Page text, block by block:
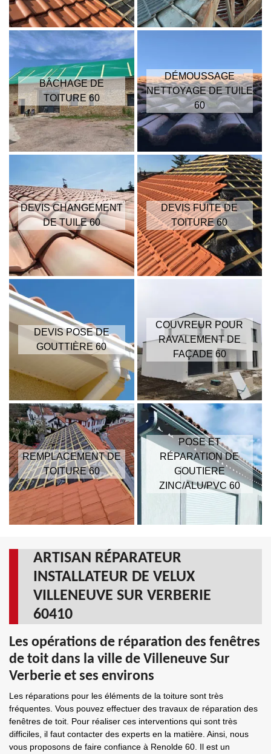
BÂCHAGE DE
TOITURE 60
DÉMOUSSAGE
NETTOYAGE DE TUILE
60
DEVIS CHANGEMENT
DE TUILE 60
DEVIS FUITE DE
TOITURE 60
DEVIS POSE DE
GOUTTIÈRE 60
COUVREUR POUR
RAVALEMENT DE
FAÇADE 60
REMPLACEMENT DE
TOITURE 60
POSE ET
RÉPARATION DE
GOUTIERE
ZINC/ALU/PVC 60
ARTISAN RÉPARATEUR
INSTALLATEUR DE VELUX
VILLENEUVE SUR VERBERIE
60410
Les opérations de réparation des fenêtres
de toit dans la ville de Villeneuve Sur
Verberie et ses environs
Les réparations pour les éléments de la toiture sont très
fréquentes. Vous pouvez effectuer des travaux de réparation des
fenêtres de toit. Pour réaliser ces interventions qui sont très
difficiles, il faut contacter des experts en la matière. Ainsi, nous
vous proposons de faire confiance à Renolde 60. Il est un